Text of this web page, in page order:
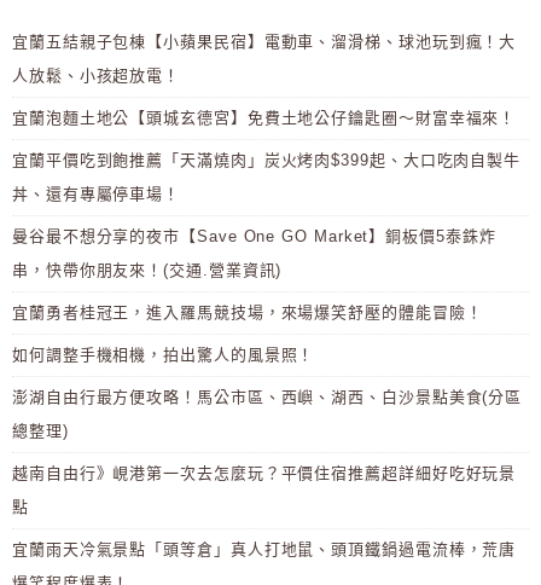
宜蘭五結親子包棟【小蘋果民宿】電動車、溜滑梯、球池玩到瘋！大
人放鬆、小孩超放電！
宜蘭泡麵土地公【頭城玄德宮】免費土地公仔鑰匙圈～財富幸福來！
宜蘭平價吃到飽推薦「天滿燒肉」炭火烤肉$399起、大口吃肉自製牛
丼、還有專屬停車場！
曼谷最不想分享的夜市【Save One GO Market】銅板價5泰銖炸
串，快帶你朋友來！(交通.營業資訊)
宜蘭勇者桂冠王，進入羅馬競技場，來場爆笑舒壓的體能冒險！
如何調整手機相機，拍出驚人的風景照！
澎湖自由行最方便攻略！馬公市區、西嶼、湖西、白沙景點美食(分區
總整理)
越南自由行》峴港第一次去怎麼玩？平價住宿推薦超詳細好吃好玩景
點
宜蘭雨天冷氣景點「頭等倉」真人打地鼠、頭頂鐵鍋過電流棒，荒唐